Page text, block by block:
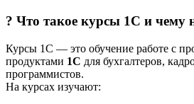
? Что такое курсы 1С и чему
Курсы 1С — это обучение работе с
продуктами 1С для бухгалтеров,
программистов.
На курсах изучают: